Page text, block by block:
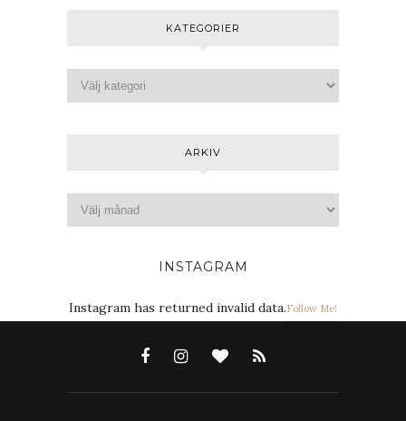
KATEGORIER
ARKIV
INSTAGRAM
Instagram has returned invalid data.Follow Me!